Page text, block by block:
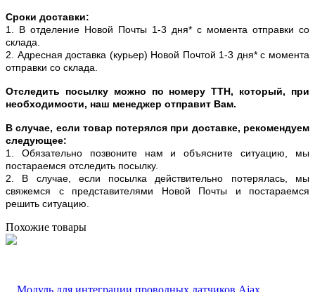
Сроки доставки:
1. В отделение Новой Почты 1-3 дня* с момента отправки со
склада.
2. Адресная доставка (курьер) Новой Почтой 1-3 дня* с момента
отправки со склада.
Отследить посылку можно по номеру ТТН, который, при
необходимости, наш менеджер отправит Вам.
В случае, если товар потерялся при доставке, рекомендуем
следующее:
1. Обязательно позвоните нам и объясните ситуацию, мы
постараемся отследить посылку.
2. В случае, если посылка действительно потерялась, мы
свяжемся с представителями Новой Почты и постараемся
решить ситуацию.
Похожие товары